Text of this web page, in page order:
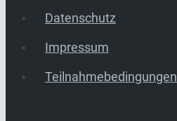
Datenschutz
Impressum
Teilnahmebedingungen